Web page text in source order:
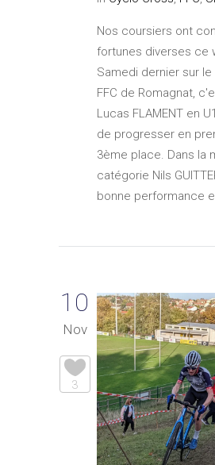
Nos coursiers ont
fortunes diverses ce
Samedi dernier sur
FFC de Romagnat,
Lucas FLAMENT en
de progresser en
3ème place. Dans la
catégorie Nils
bonne performance
10
Nov
3